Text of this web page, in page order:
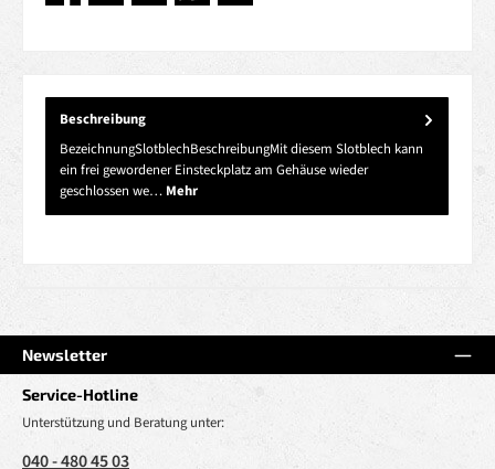
Beschreibung
BezeichnungSlotblechBeschreibungMit diesem Slotblech kann
ein frei gewordener Einsteckplatz am Gehäuse wieder
geschlossen we… Mehr
Newsletter
Service-Hotline
Unterstützung und Beratung unter:
040 - 480 45 03